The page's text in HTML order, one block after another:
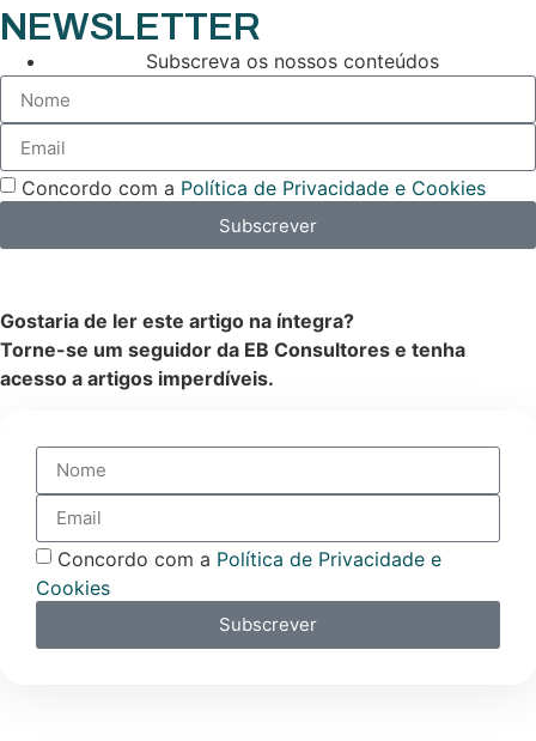
NEWSLETTER
Subscreva os nossos conteúdos
Concordo com a Política de Privacidade e Cookies
Subscrever
Gostaria de ler este artigo na íntegra?
Torne-se um seguidor da EB Consultores e tenha
acesso a artigos imperdíveis.
Concordo com a Política de Privacidade e
Cookies
Subscrever